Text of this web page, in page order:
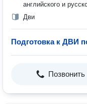
английского и
Дви
Подготовка к ДВИ
Позвонить